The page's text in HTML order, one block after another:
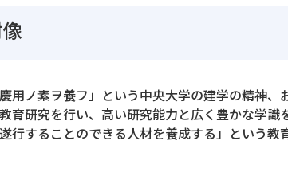
用ノ素ヲ養フ」という中央大学の建学の精神
育研究を行い、高い研究能力と広く豊かな学
行することのできる人材を養成する」という